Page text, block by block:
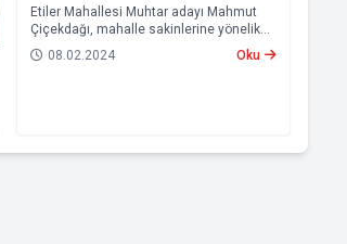
KOMŞULARIM İÇİN MAHALLEM
İÇİN ÇOCUKLARIMIZ İÇİN EVET
Etiler Mahallesi Muhtar adayı Mahmut
Çiçekdağı, mahalle sakinlerine yönelik
bir basın açıklaması yayınladı.
08.02.2024 Oku